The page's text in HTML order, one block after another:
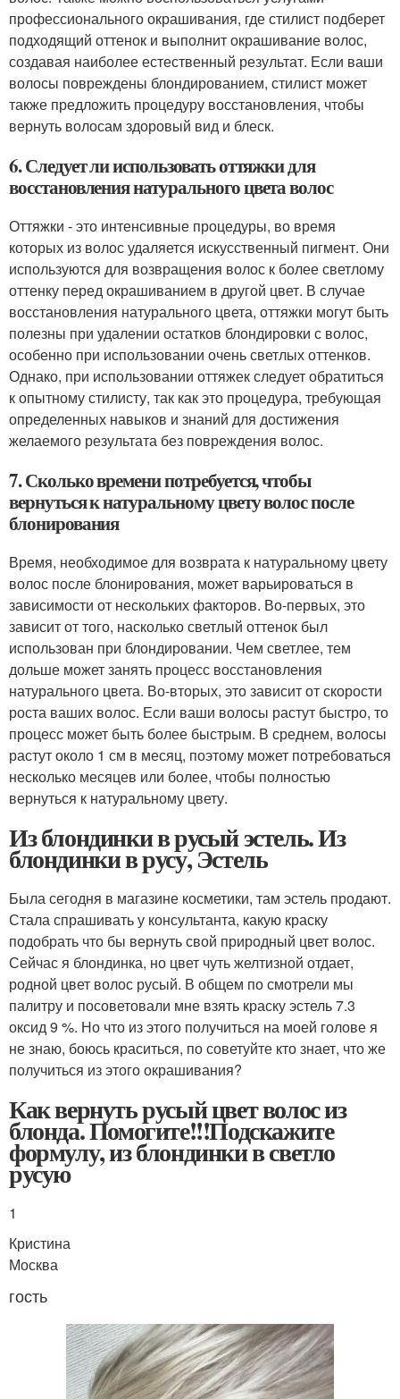
профессионального окрашивания, где стилист подберет
подходящий оттенок и выполнит окрашивание волос,
создавая наиболее естественный результат. Если ваши
волосы повреждены блондированием, стилист может
также предложить процедуру восстановления, чтобы
вернуть волосам здоровый вид и блеск.
6. Следует ли использовать оттяжки для
восстановления натурального цвета волос
Оттяжки - это интенсивные процедуры, во время
которых из волос удаляется искусственный пигмент. Они
используются для возвращения волос к более светлому
оттенку перед окрашиванием в другой цвет. В случае
восстановления натурального цвета, оттяжки могут быть
полезны при удалении остатков блондировки с волос,
особенно при использовании очень светлых оттенков.
Однако, при использовании оттяжек следует обратиться
к опытному стилисту, так как это процедура, требующая
определенных навыков и знаний для достижения
желаемого результата без повреждения волос.
7. Сколько времени потребуется, чтобы
вернуться к натуральному цвету волос после
блонирования
Время, необходимое для возврата к натуральному цвету
волос после блонирования, может варьироваться в
зависимости от нескольких факторов. Во-первых, это
зависит от того, насколько светлый оттенок был
использован при блондировании. Чем светлее, тем
дольше может занять процесс восстановления
натурального цвета. Во-вторых, это зависит от скорости
роста ваших волос. Если ваши волосы растут быстро, то
процесс может быть более быстрым. В среднем, волосы
растут около 1 см в месяц, поэтому может потребоваться
несколько месяцев или более, чтобы полностью
вернуться к натуральному цвету.
Из блондинки в русый эстель. Из
блондинки в русу, Эстель
Была сегодня в магазине косметики, там эстель продают.
Стала спрашивать у консультанта, какую краску
подобрать что бы вернуть свой природный цвет волос.
Сейчас я блондинка, но цвет чуть желтизной отдает,
родной цвет волос русый. В общем по смотрели мы
палитру и посоветовали мне взять краску эстель 7.3
оксид 9 %. Но что из этого получиться на моей голове я
не знаю, боюсь краситься, по советуйте кто знает, что же
получиться из этого окрашивания?
Как вернуть русый цвет волос из
блонда. Помогите!!!Подскажите
формулу, из блондинки в светло
русую
1
Кристина
Москва
гость